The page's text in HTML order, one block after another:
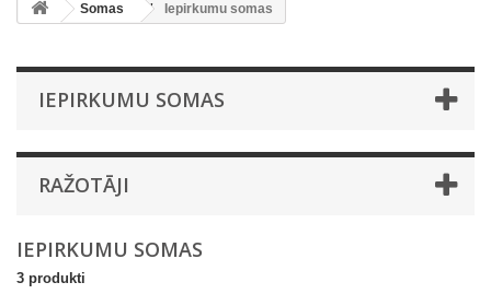
Somas Iepirkumu somas
IEPIRKUMU SOMAS
RAŽOTĀJI
IEPIRKUMU SOMAS
3 produkti